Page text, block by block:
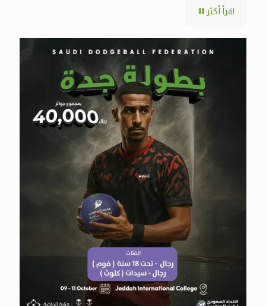
اقرأ أكثر